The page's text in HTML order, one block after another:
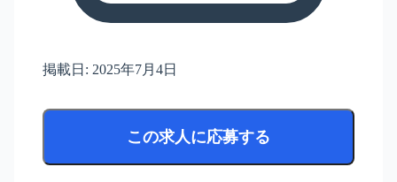
掲載日: 2025年7月4日
この求人に応募する